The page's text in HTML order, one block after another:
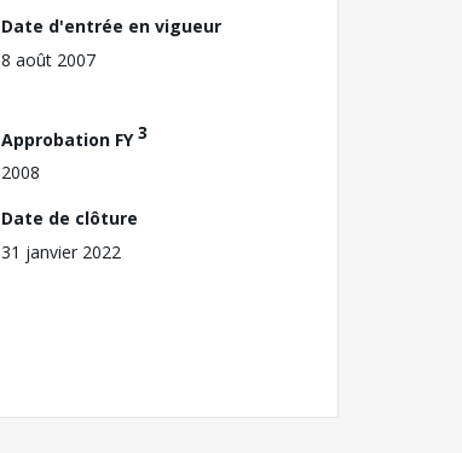
Date d'entrée en vigueur
8 août 2007
Approbation FY3
2008
Date de clôture
31 janvier 2022